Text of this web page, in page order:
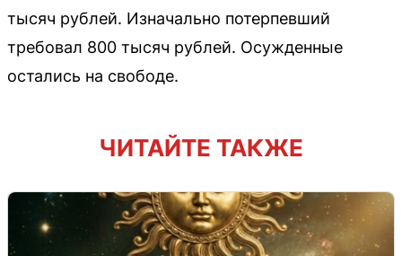
тысяч рублей. Изначально потерпевший
требовал 800 тысяч рублей. Осужденные
остались на свободе.
ЧИТАЙТЕ ТАКЖЕ